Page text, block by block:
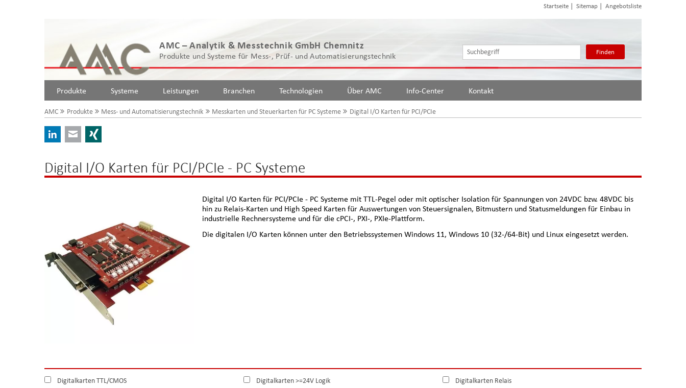
Startseite Sitemap Angebotsliste
AMC – Analytik & Messtechnik GmbH Chemnitz
Produkte und Systeme für Mess-, Prüf- und Automatisierungstechnik Finden
Produkte Systeme Leistungen Branchen Technologien Über AMC Info-Center Kontakt
AMC Produkte Mess- und Automatisierungstechnik Messkarten und Steuerkarten für PC Systeme Digital I/O Karten für PCI/PCIe
LinkedInE-mail
Digital I/O Karten für PCI/PCIe - PC Systeme
Digital I/O Karten für PCI/PCIe - PC Systeme mit TTL-Pegel oder mit optischer Isolation für Spannungen von 24VDC bzw. 48VDC bis
hin zu Relais-Karten und High Speed Karten für Auswertungen von Steuersignalen, Bitmustern und Statusmeldungen für Einbau in
industrielle Rechnersysteme und für die cPCI-, PXI-, PXIe-Plattform.
Die digitalen I/O Karten können unter den Betriebssystemen Windows 11, Windows 10 (32-/64-Bit) und Linux eingesetzt werden.
Digitalkarten TTL/CMOS Digitalkarten >=24V Logik Digitalkarten Relais